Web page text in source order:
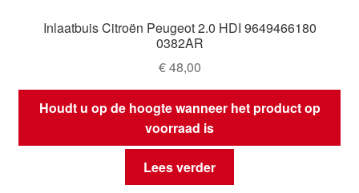
Inlaatbuis Citroën Peugeot 2.0 HDI 9649466180
0382AR
€48,00
Houdt u op de hoogte wanneer het product op
voorraad is
Lees verder